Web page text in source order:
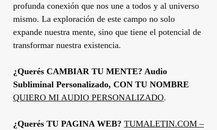
profunda conexión que nos une a todos y al universo
mismo. La exploración de este campo no solo
expande nuestra mente, sino que tiene el potencial de
transformar nuestra existencia.
¿Querés CAMBIAR TU MENTE? Audio
Subliminal Personalizado, CON TU NOMBRE
QUIERO MI AUDIO PERSONALIZADO.
¿Querés TU PAGINA WEB? TUMALETIN.COM –